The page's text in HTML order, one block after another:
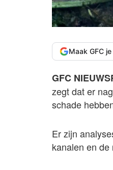
Maak GFC
GFC
zegt dat er
schade
Er zijn
kanalen en